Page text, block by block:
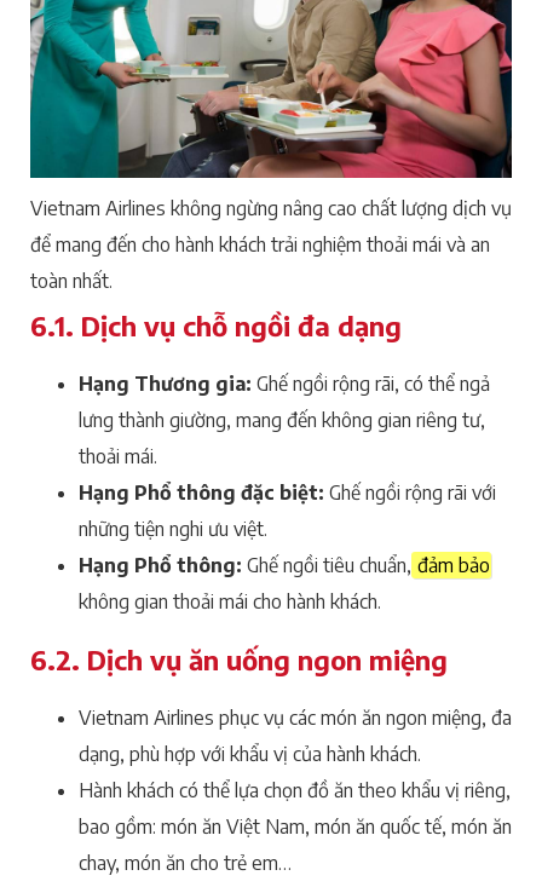
Vietnam Airlines không ngừng nâng cao chất lượng dịch vụ
để mang đến cho hành khách trải nghiệm thoải mái và an
toàn nhất.
6.1. Dịch vụ chỗ ngồi đa dạng
Hạng Thương gia: Ghế ngồi rộng rãi, có thể ngả
lưng thành giường, mang đến không gian riêng tư,
thoải mái.
Hạng Phổ thông đặc biệt: Ghế ngồi rộng rãi với
những tiện nghi ưu việt.
Hạng Phổ thông: Ghế ngồi tiêu chuẩn, đảm bảo
không gian thoải mái cho hành khách.
6.2. Dịch vụ ăn uống ngon miệng
Vietnam Airlines phục vụ các món ăn ngon miệng, đa
dạng, phù hợp với khẩu vị của hành khách.
Hành khách có thể lựa chọn đồ ăn theo khẩu vị riêng,
bao gồm: món ăn Việt Nam, món ăn quốc tế, món ăn
chay, món ăn cho trẻ em…